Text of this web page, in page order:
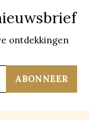
ontdekkingen
ABONNEER